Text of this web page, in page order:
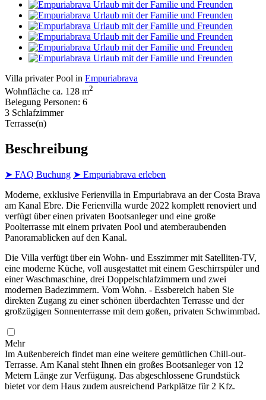
Villa privater Pool in Empuriabrava
Wohnfläche ca. 128 m2
Belegung Personen: 6
3 Schlafzimmer
Terrasse(n)
Beschreibung
➤ FAQ Buchung ➤ Empuriabrava erleben
Moderne, exklusive Ferienvilla in Empuriabrava an der Costa Brava
am Kanal Ebre. Die Ferienvilla wurde 2022 komplett renoviert und
verfügt über einen privaten Bootsanleger und eine große
Poolterrasse mit einem privaten Pool und atemberaubenden
Panoramablicken auf den Kanal.
Die Villa verfügt über ein Wohn- und Esszimmer mit Satelliten-TV,
eine moderne Küche, voll ausgestattet mit einem Geschirrspüler und
einer Waschmaschine, drei Doppelschlafzimmern und zwei
modernen Badezimmern. Vom Wohn. - Essbereich haben Sie
direkten Zugang zu einer schönen überdachten Terrasse und der
großzügigen Sonnenterrasse mit dem goßen, privaten Schwimmbad.
Mehr
Im Außenbereich findet man eine weitere gemütlichen Chill-out-
Terrasse. Am Kanal steht Ihnen ein großes Bootsanleger von 12
Metern Länge zur Verfügung. Das abgeschlossene Grundstück
bietet vor dem Haus zudem ausreichend Parkplätze für 2 Kfz.